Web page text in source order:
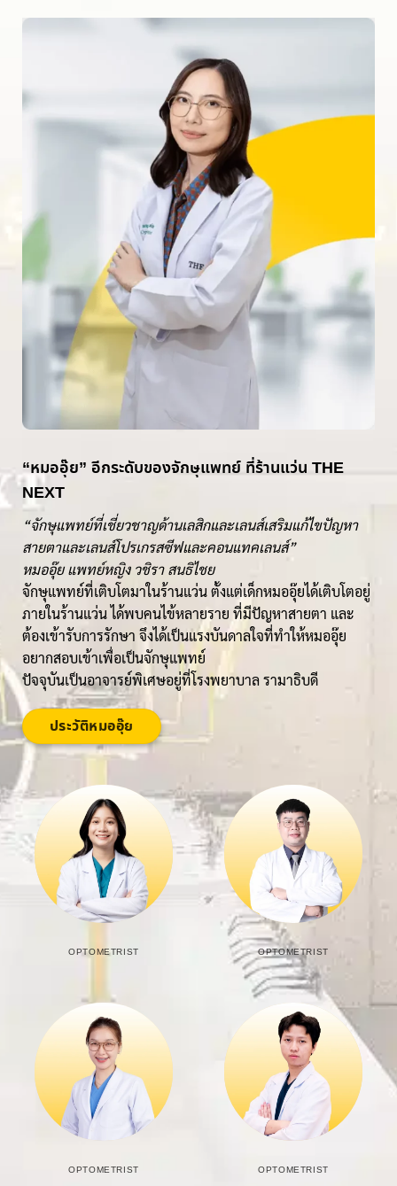
“หมออุ๊ย” อีกระดับของจักษุแพทย์ ที่ร้านแว่น THE
NEXT
“จักษุแพทย์ที่เชี่ยวชาญด้านเลสิกและเลนส์เสริมแก้ไขปัญหา
สายตาและเลนส์โปรเกรสซีฟและคอนแทคเลนส์”
หมออุ๊ย แพทย์หญิง วชิรา สนธิไชย
จักษุแพทย์ที่เติบโตมาในร้านแว่น ตั้งแต่เด็กหมออุ๊ยได้เติบโตอยู่
ภายในร้านแว่น ได้พบคนไข้หลายราย ที่มีปัญหาสายตา และ
ต้องเข้ารับการรักษา จึงได้เป็นแรงบันดาลใจที่ทำให้หมออุ๊ย
อยากสอบเข้าเพื่อเป็นจักษุแพทย์
ปัจจุบันเป็นอาจารย์พิเศษอยู่ที่โรงพยาบาล รามาธิบดี
ประวัติหมออุ๊ย
OPTOMETRIST OPTOMETRIST
OPTOMETRIST OPTOMETRIST